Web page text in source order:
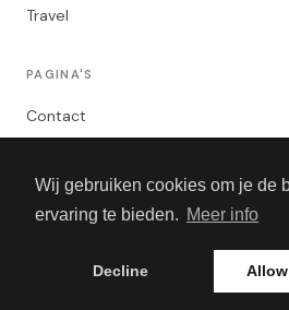
Wij gebruiken cookies om je de
ervaring te bieden. Meer info
Decline
Travel
PAGINA'S
Contact
Algemene Voorwaarden
Adverteren